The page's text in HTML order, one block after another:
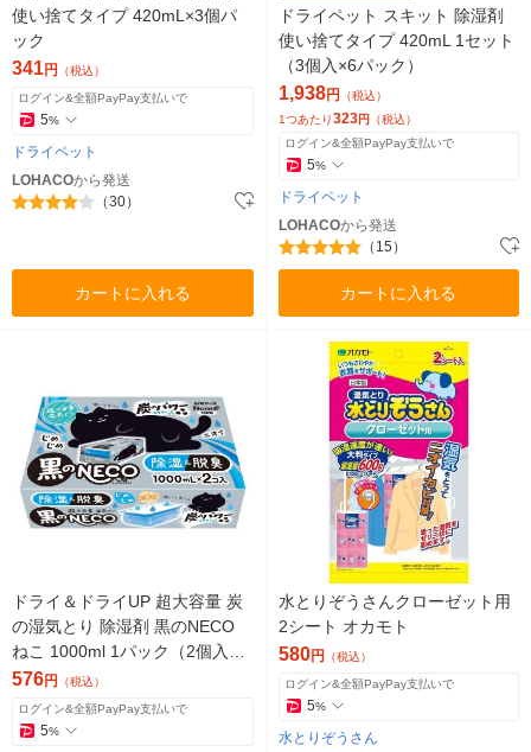
使い捨てタイプ 420mL×3個パ
ック
341円 （税込）
ログイン&全額PayPay支払いで
5%
ドライペット
LOHACOから発送
（30）
カートに入れる
ドライペット スキット 除湿剤
使い捨てタイプ 420mL 1セット
（3個入×6パック）
1,938円
（税込）
1つあたり323円 （税込）
ログイン&全額PayPay支払いで
5%
ドライペット
LOHACOから発送
（15）
カートに入れる
ドライ＆ドライUP 超大容量 炭
の湿気とり 除湿剤 黒のNECO
ねこ 1000ml 1パック（2個入）
白元アース
576円 （税込）
ログイン&全額PayPay支払いで
5%
水とりぞうさんクローゼット用
2シート オカモト
580円 （税込）
ログイン&全額PayPay支払いで
5%
水とりぞうさん